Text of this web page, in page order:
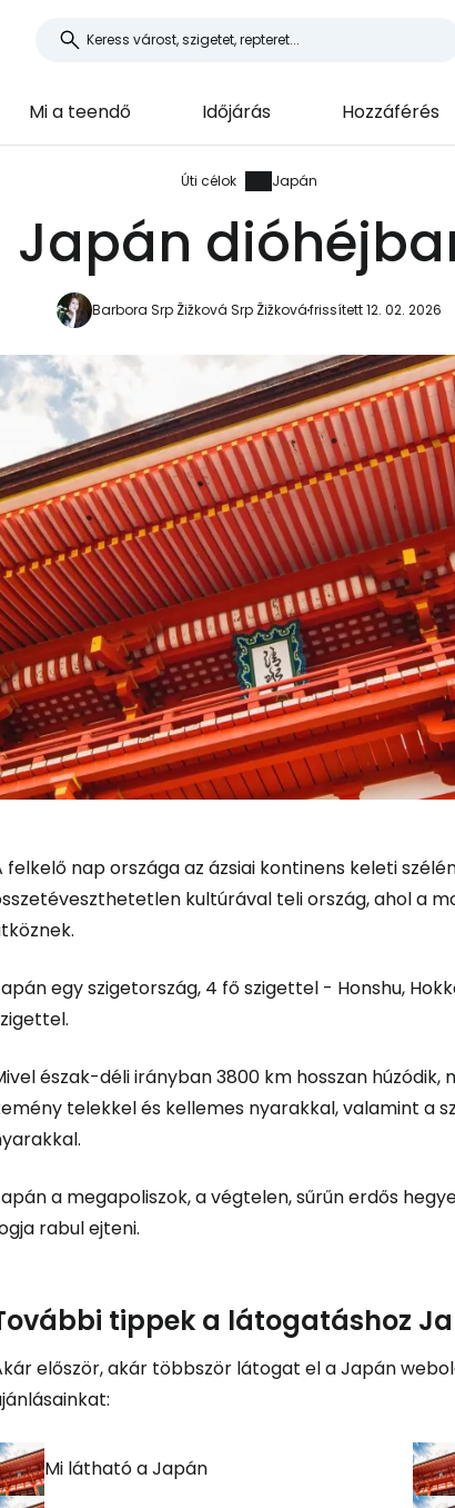
Mi a teendő Időjárás Hozzáférés
Úti célok Japán
Japán
Barbora Srp Žižková Srp Žižkováfrissített 12. 02. 2026
felkelő nap országa az ázsiai kontinens keleti
kultúrával teli ország, ahol a
egy szigetország, 4 fő szigettel - Honshu,
észak-déli irányban 3800 km hosszan
telekkel és kellemes nyarakkal, valamint a
a megapoliszok, a végtelen, sűrűn erdős
rabul ejteni.
tippek a látogatáshoz
először, akár többször látogat el a Japán
Mi látható a Japán
... az utazási közösség